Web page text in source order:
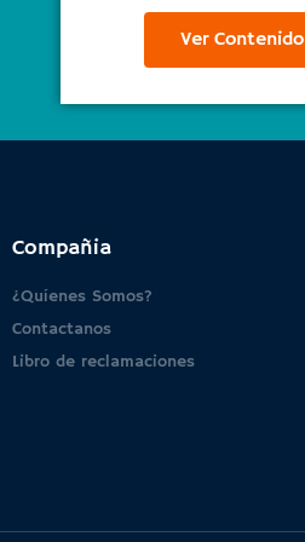
Ver Contenido
Compañia
¿Quíenes Somos?
Contactanos
Libro de reclamaciones